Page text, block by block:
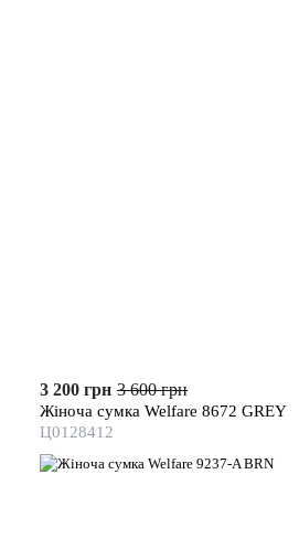
3 200 грн 3 600 грн
Жіноча сумка Welfare 8672 GREY
Ц0128412